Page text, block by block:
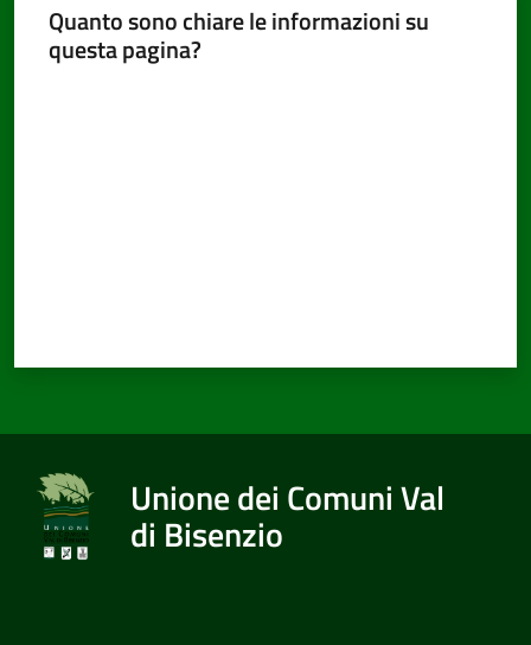
Quanto sono chiare le informazioni su
questa pagina?
Unione dei Comuni Val
di Bisenzio